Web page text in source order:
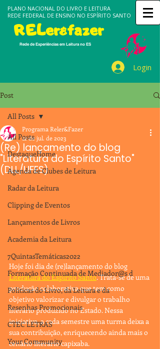
PLANO NACIONAL DO LIVRO E LEITURA
REDE FEDERAL DE ENSINO NO ESPÍRITO SANTO
RELer&fazer
Rede de Experiências em Leitura no ES
Login
Post
All Posts
DestaqueHome
Agenda de Clubes de Leitura
Radar da Leitura
Clipping de Eventos
Lançamentos de Livros
Academia da Leitura
7QuintasTemáticas2022
Formação Continuada de Mediador@s d
Políticas do Livro, da Leitura e da
Resenhas Promocionais
CTEC LETRAS
Your Community
All Posts
(Re) lançamento do blog
"Literatura do Espírito Santo"
(DLL/UFES)
Programa Reler&Fazer
12 de jul. de 2023
Hoje foi dia de (re)lançamento do blog
Literatura do Espírito Santo. Trata-se de uma
produção colaborativa que tem como
objetivo valorizar e divulgar o trabalho
literário produzido no Estado. Nessa
iniciativa, a cada semestre uma turma deixa a
sua contribuição, enriquecendo ainda mais o
cenário literário capixaba.